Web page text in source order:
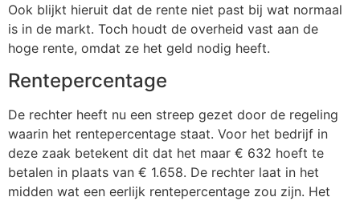
Ook blijkt hieruit dat de rente niet past bij wat normaal
is in de markt. Toch houdt de overheid vast aan de
hoge rente, omdat ze het geld nodig heeft.
Rentepercentage
De rechter heeft nu een streep gezet door de regeling
waarin het rentepercentage staat. Voor het bedrijf in
deze zaak betekent dit dat het maar € 632 hoeft te
betalen in plaats van € 1.658. De rechter laat in het
midden wat een eerlijk rentepercentage zou zijn. Het